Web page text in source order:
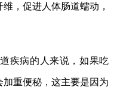
，促进人体肠道蠕动，
疾病的人来说，如果吃
重便秘，这主要是因为